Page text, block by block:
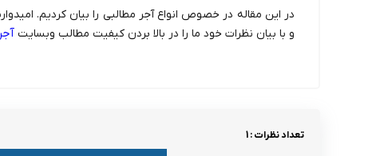
در این مقاله در خصوص انواع آجر مطالبی را بیان کردیم.
و با بیان نظرات خود ما را در بالا بردن کیفیت مطالب وبسایت
تعداد نظرات : 1